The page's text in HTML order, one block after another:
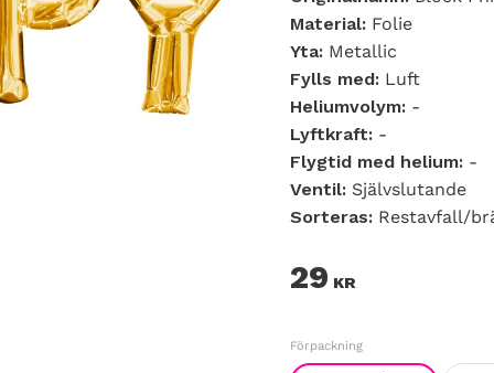
Material: Folie
Yta: Metallic
Fylls med:Luft
Heliumvolym: -
Lyftkraft: -
Flygtid med helium: -
Ventil: Självslutande
Sorteras: Restavfall/
29 KR
Förpackning